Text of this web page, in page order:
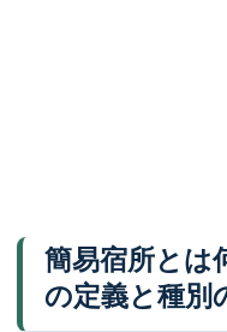
簡易宿所と
の定義と種別